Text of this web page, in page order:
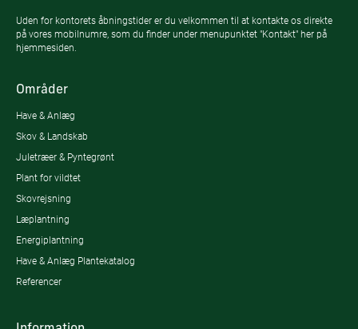
Uden for kontorets åbningstider er du velkommen til at kontakte os direkte
på vores mobilnumre, som du finder under menupunktet "Kontakt" her på
hjemmesiden.
Områder
Have & Anlæg
Skov & Landskab
Juletræer & Pyntegrønt
Plant for vildtet
Skovrejsning
Læplantning
Energiplantning
Have & Anlæg Plantekatalog
Referencer